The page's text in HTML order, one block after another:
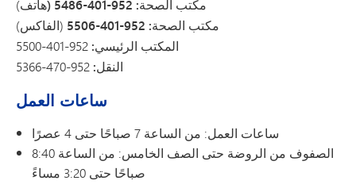
مكتب الصحة: 952-401-5486
(هاتف)
مكتب الصحة: 952-401-5506 (الفاكس)
المكتب الرئيسي: 952-401-5500
النقل: 952-470-5366
ساعات العمل
ساعات العمل: من الساعة 7 صباحًا حتى 4 عصرًا
الصفوف من الروضة حتى الصف الخامس: من الساعة 8:40
صباحًا حتى 3:20 مساءً